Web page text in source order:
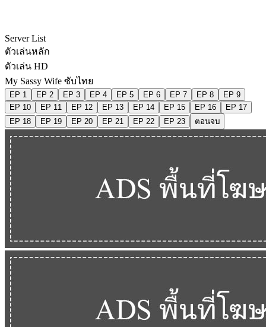
Server List
ตัวเล่นหลัก
ตัวเล่น HD
My Sassy Wife ซับไทย
EP 1 EP 2 EP 3 EP 4 EP 5 EP 6 EP 7 EP 8
EP 9
EP 10
EP 11 EP 12 EP 13 EP 14 EP 15 EP 16
EP 17
EP 18
EP 19 EP 20 EP 21 EP 22 EP 23 ตอนจบ